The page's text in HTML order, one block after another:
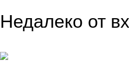
Недалеко от